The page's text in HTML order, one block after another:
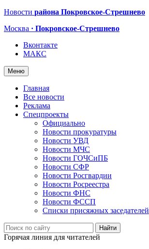
Новости района Покровское-Стрешнево
Москва · Покровское-Стрешнево
Вконтакте
МАКС
Меню
Главная
Все новости
Реклама
Спецпроекты
Официально
Новости прокуратуры
Новости УВД
Новости МЧС
Новости ГОЧСиПБ
Новости СФР
Новости Росгвардии
Новости Росреестра
Новости ФНС
Новости ФССП
Списки присяжных заседателей
Горячая линия для читателей